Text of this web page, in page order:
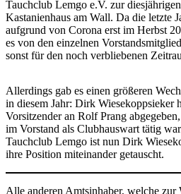
Tauchclub Lemgo e.V. zur
Kastanienhaus am Wall. Da die letzte
aufgrund von Corona erst im Herbst
es von den einzelnen
sonst für den noch verbliebenen
Allerdings gab es einen größeren
in diesem Jahr: Dirk Wiesekoppsieker
Vorsitzender an Rolf Prang
im Vorstand als Clubhauswart tätig
Tauchclub Lemgo ist nun Dirk
ihre Position miteinander getauscht.
Alle anderen Amtsinhaber, welche zur